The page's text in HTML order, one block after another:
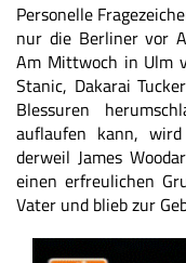
Personelle
nur die Berliner vor
Am Mittwoch in Ulm
Stanic, Dakarai
Blessuren
auflaufen kann,
derweil James
einen erfreulichen
Vater und blieb zur